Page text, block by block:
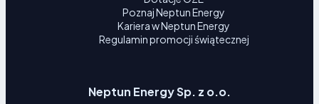
Poznaj Neptun Energy
Kariera w Neptun Energy
Regulamin promocji świątecznej
Neptun Energy Sp. z o.o.